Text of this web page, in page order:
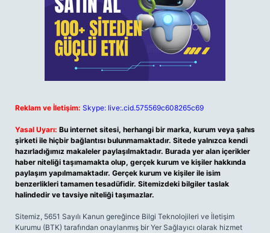
Reklam ve İletişim: Skype: live:.cid.575569c608265c69
Yasal Uyarı: Bu internet sitesi, herhangi bir marka, kurum veya şahıs
şirketi ile hiçbir bağlantısı bulunmamaktadır. Sitede yalnızca kendi
hazırladığımız makaleler paylaşılmaktadır. Burada yer alan içerikler
haber niteliği taşımamakta olup, gerçek kurum ve kişiler hakkında
paylaşım yapılmamaktadır. Gerçek kurum ve kişiler ile isim
benzerlikleri tamamen tesadüfidir. Sitemizdeki bilgiler taslak
halindedir ve tavsiye niteliği taşımazlar.
Sitemiz, 5651 Sayılı Kanun gereğince Bilgi Teknolojileri ve İletişim
Kurumu (BTK) tarafından onaylanmış bir Yer Sağlayıcı olarak hizmet